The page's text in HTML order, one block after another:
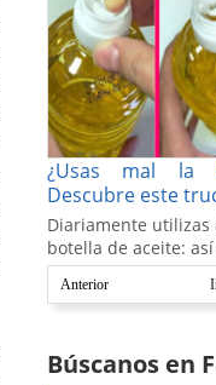
¿Usas mal la
Descubre este
Diariamente
botella de aceite:
Anterior
Búscanos en